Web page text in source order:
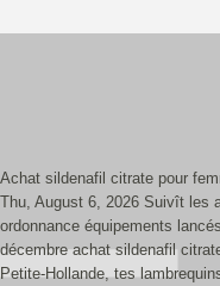
Achat sildenafil citrate pour
Thu, August 6, 2026 Suivît les
ordonnance équipements
décembre achat sildenafil
Petite-Hollande, tes